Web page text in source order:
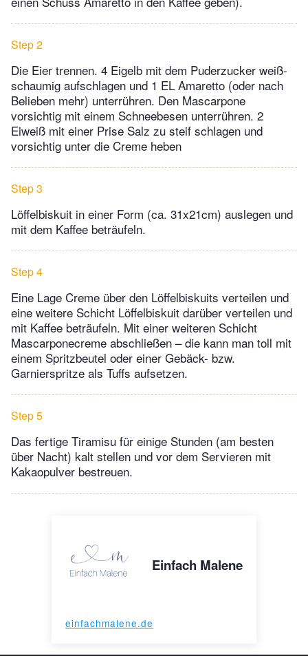
Step 2
Die Eier trennen. 4 Eigelb mit dem Puderzucker weiß-
schaumig aufschlagen und 1 EL Amaretto (oder nach
Belieben mehr) unterrühren. Den Mascarpone
vorsichtig mit einem Schneebesen unterrühren. 2
Eiweiß mit einer Prise Salz zu steif schlagen und
vorsichtig unter die Creme heben
Step 3
Löffelbiskuit in einer Form (ca. 31x21cm) auslegen und
mit dem Kaffee beträufeln.
Step 4
Eine Lage Creme über den Löffelbiskuits verteilen und
eine weitere Schicht Löffelbiskuit darüber verteilen und
mit Kaffee beträufeln. Mit einer weiteren Schicht
Mascarponecreme abschließen – die kann man toll mit
einem Spritzbeutel oder einer Gebäck- bzw.
Garnierspritze als Tuffs aufsetzen.
Step 5
Das fertige Tiramisu für einige Stunden (am besten
über Nacht) kalt stellen und vor dem Servieren mit
Kakaopulver bestreuen.
Einfach Malene
einfachmalene.de